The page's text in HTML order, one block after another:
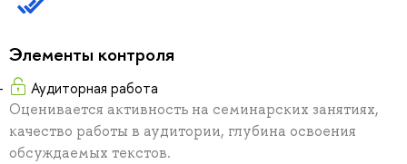
Элементы контроля
Аудиторная работа
Оценивается активность на семинарских занятиях,
качество работы в аудитории, глубина освоения
обсуждаемых текстов.